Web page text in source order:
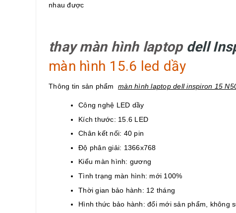
nhau được
thay màn hình laptopdell
màn hình 15.6 led dầy
Thông tin sản phẩm màn hình laptop dell inspiron 15
Công nghệ LED dầy
Kích thước: 15.6 LED
Chân kết nối: 40 pin
Độ phân giải: 1366x768
Kiểu màn hình: gương
Tình trạng màn hình: mới 100%
Thời gian bảo hành: 12 tháng
Hình thức bảo hành: đổi mới sản phẩm, không